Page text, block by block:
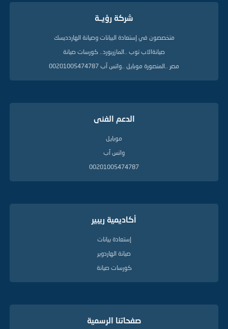
شركة رؤيــة
متخصصون في إستعادة البيانات وصيانة الهاردديسك
صيانةالاب توب ..المازربورد.. كورسات صيانة
مصر ..المنصورة موبايل ..واتس آب 00201005474787
الدعم الفنى
موبايل
واتس آب
00201005474787
أكاديمية ريبير
إستعادة بيانات
صيانة الهاردوير
كورسات صيانة
صفحاتنا الرسمية